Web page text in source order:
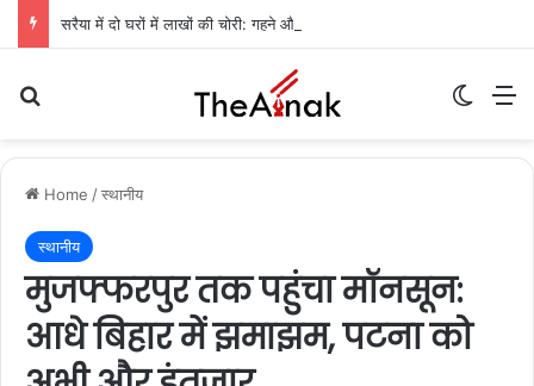
सरैया में दो घरों में लाखों की चोरी: गहने और नकदी गायब, पुलिस जांच में जुटी
Home /स्थानीय
स्थानीय
मुजफ्फरपुर तक पहुंचा मॉनसून:
आधे बिहार में झमाझम, पटना को